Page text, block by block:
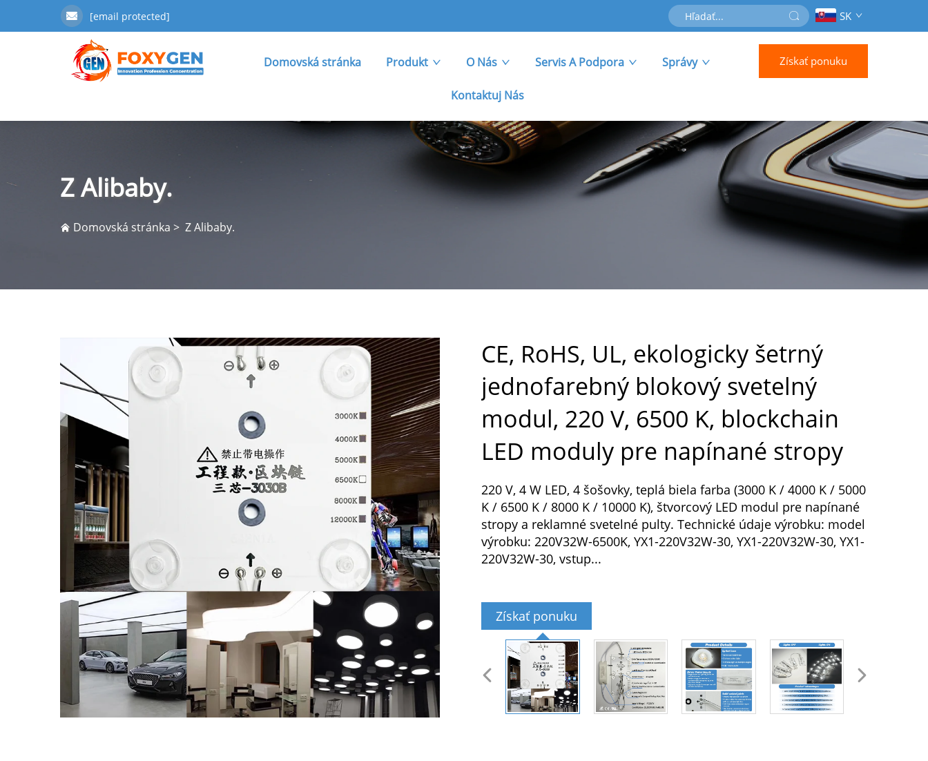
[email protected] SK
Domovská stránka Produkt O Nás Servis A Podpora Správy
Kontaktuj Nás
Získať ponuku
Z Alibaby.
Domovská stránka > Z Alibaby.
CE, RoHS, UL, ekologicky šetrný
jednofarebný blokový svetelný
modul, 220 V, 6500 K, blockchain
LED moduly pre napínané stropy
220 V, 4 W LED, 4 šošovky, teplá biela farba (3000 K / 4000 K / 5000
K / 6500 K / 8000 K / 10000 K), štvorcový LED modul pre napínané
stropy a reklamné svetelné pulty. Technické údaje výrobku: model
výrobku: 220V32W-6500K, YX1-220V32W-30, YX1-220V32W-30, YX1-
220V32W-30, vstup...
Získať ponuku